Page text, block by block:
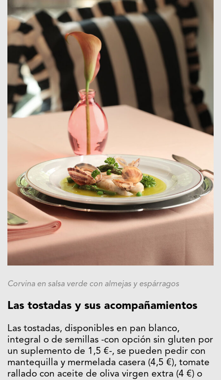
Corvina en salsa verde con almejas y espárragos
Las tostadas y sus acompañamientos
Las tostadas, disponibles en pan blanco,
integral o de semillas -con opción sin gluten por
un suplemento de 1,5 €-, se pueden pedir con
mantequilla y mermelada casera (4,5 €), tomate
rallado con aceite de oliva virgen extra (4 €) o